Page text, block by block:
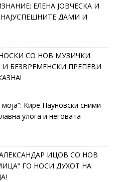
ЕЛЕНА ЈОВЧЕСКА И
ДАМИ И
СО НОВ МУЗИЧКИ
БЕЗВРЕМЕНСКИ ПРЕПЕВИ
Кире Науновски сними
улога и неговата
ИЦОВ СО НОВ
ГО НОСИ ДУХОТ НА